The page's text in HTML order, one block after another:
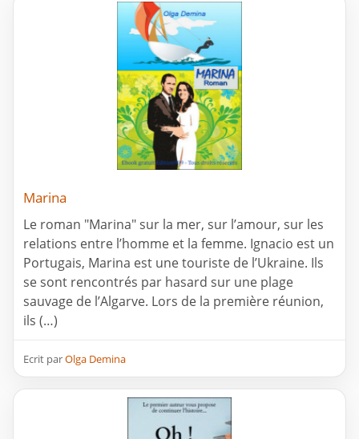
Marina
Le roman "Marina" sur la mer, sur l’amour, sur les
relations entre l’homme et la femme. Ignacio est un
Portugais, Marina est une touriste de l’Ukraine. Ils
se sont rencontrés par hasard sur une plage
sauvage de l’Algarve. Lors de la première réunion,
ils (…)
Ecrit parOlga Demina